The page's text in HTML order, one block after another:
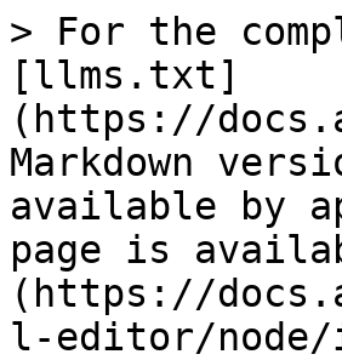
> For the
[llms.txt]
(https://
Markdown
available by
page is
(https://
l-editor/node/